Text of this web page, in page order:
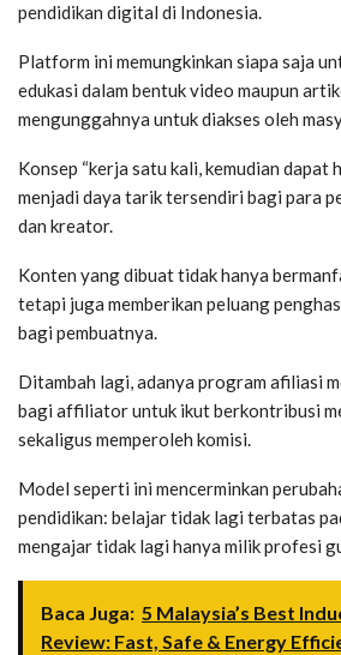
pendidikan digital di Indonesia.
Platform ini memungkinkan siapa saja
edukasi dalam bentuk video maupun
mengunggahnya untuk diakses oleh
Konsep “kerja satu kali, kemudian dapat
menjadi daya tarik tersendiri bagi para
dan kreator.
Konten yang dibuat tidak hanya
tetapi juga memberikan peluang
bagi pembuatnya.
Ditambah lagi, adanya program afiliasi
bagi affiliator untuk ikut berkontribusi
sekaligus memperoleh komisi.
Model seperti ini mencerminkan
pendidikan: belajar tidak lagi terbatas
mengajar tidak lagi hanya milik profesi
Baca Juga: 5 Malaysia’s Best
Review: Fast, Safe & Energy